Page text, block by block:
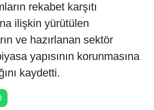
rekabet karşıtı
ilişkin yürütülen
ve hazırlanan sektör
yapısının korunmasına
kaydetti.